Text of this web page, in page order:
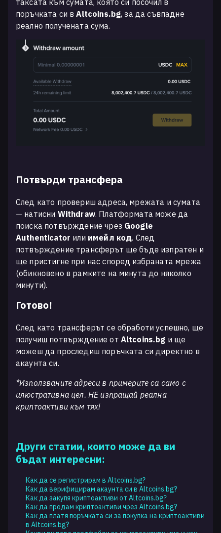
поръчката си вAltcoins.bg, за да съвпадне
реално получената сума.
Потвърди трансфера
След като провериш адреса, мрежата и сумата
— натисни Withdraw. Платформата може да
поиска потвърждение чрез Google
Authenticator или имейл код. След
потвърждение трансферът ще бъде изпратен и
ще пристигне при нас според избраната мрежа
(обикновено в рамките на минута до няколко
минути).
Готово!
След като трансферът се обработи успешно, ще
получиш потвърждение от Altcoins.bg и ще
можеш да проследиш поръчката си директно в
акаунта си.
*Използваните адреси в примерите са само с
илюстративна цел. НЕ изпращай реална
криптоактиви към тях!
Други статии, които може да ви
бъдат интересни:
Как да се регистрирам в Altcoins.bg?
Как да верифицирам акаунта си в Altcoins.bg?
Как да закупя криптоактиви от Altcoins.bg?
Как да продам криптоактиви чрез Altcoins.bg?
Как да платя поръчката си за покупка на криптоактиви
в Altcoins.bg?